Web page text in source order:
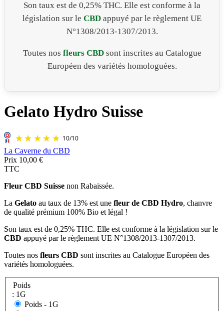
Son taux est de 0,25% THC. Elle est conforme à la
législation sur le CBD appuyé par le règlement UE
N°1308/2013-1307/2013.
Toutes nos fleurs CBDsont inscrites au Catalogue
Européen des variétés homologuées.
Gelato Hydro Suisse
La Caverne du CBD
Prix 10,00 €
TTC
Fleur CBD Suisse non Rabaissée.
La Gelato au taux de 13% est une fleur de CBD Hydro, chanvre
de qualité prémium 100% Bio et légal !
Son taux est de 0,25% THC. Elle est conforme à la législation sur le
CBD appuyé par le règlement UE N°1308/2013-1307/2013.
Toutes nos fleurs CBD sont inscrites au Catalogue Européen des
variétés homologuées.
Poids
: 1G
Poids - 1G